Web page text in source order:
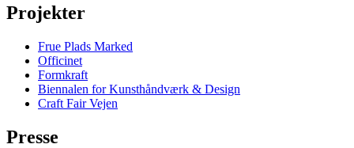
Projekter
Frue Plads Marked
Officinet
Formkraft
Biennalen for Kunsthåndværk & Design
Craft Fair Vejen
Presse